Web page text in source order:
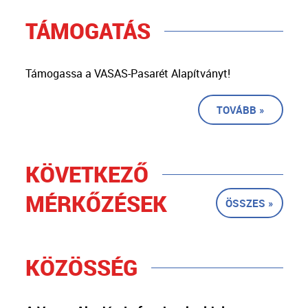
TÁMOGATÁS
Támogassa a VASAS-Pasarét Alapítványt!
TOVÁBB »
KÖVETKEZŐ
MÉRKŐZÉSEK
ÖSSZES »
KÖZÖSSÉG